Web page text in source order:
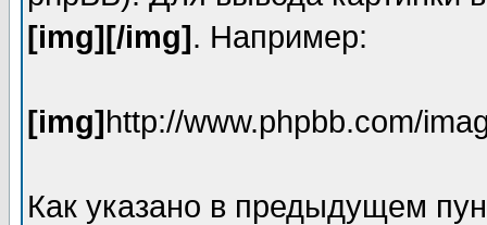
[img][/img]. Например:
[img]http://www.phpbb.com/
Как указано в предыдущем